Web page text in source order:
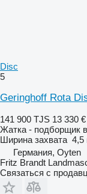
Disc
5
Geringhoff Rota
141 900 TJS 13 330 €
Жатка - подборщик
Ширина захвата 4,5
Германия, Oyten
Fritz Brandt
Связаться с